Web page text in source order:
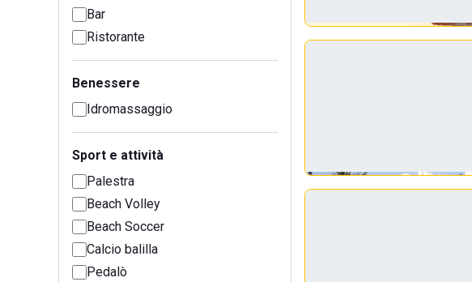
Bar
Ristorante
Benessere
Idromassaggio
Sport e attività
Palestra
Beach Volley
Beach Soccer
Calcio balilla
Pedalò